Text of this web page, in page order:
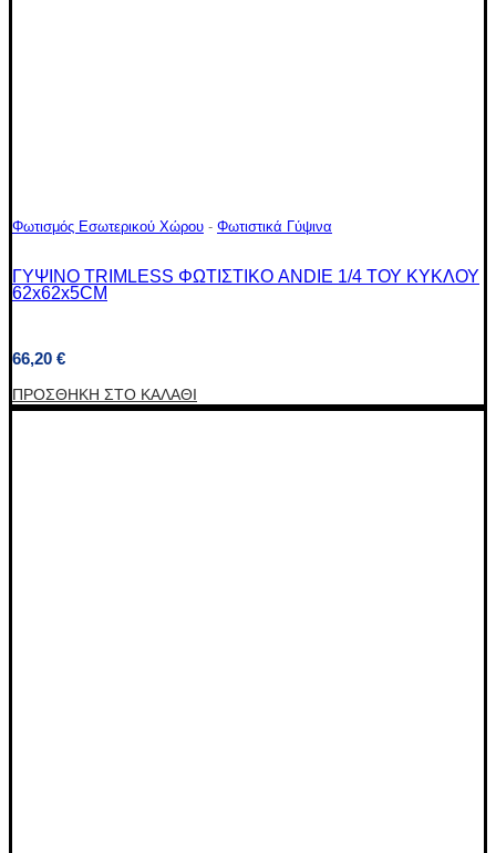
Φωτισμός Εσωτερικού Χώρου - Φωτιστικά Γύψινα
ΓΥΨΙΝΟ TRIMLESS ΦΩΤΙΣΤΙΚΟ ANDIE 1/4 ΤΟΥ ΚΥΚΛΟΥ
62x62x5CM
66,20 €
ΠΡΟΣΘΉΚΗ ΣΤΟ ΚΑΛΆΘΙ